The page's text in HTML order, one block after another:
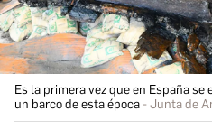
Es la primera vez que en España
un barco de esta época
Junta de